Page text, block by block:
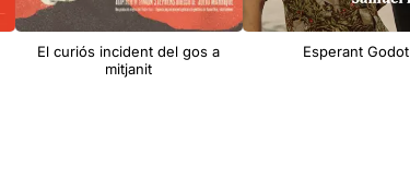
El curiós incident del gos a
mitjanit
Esperant Godot